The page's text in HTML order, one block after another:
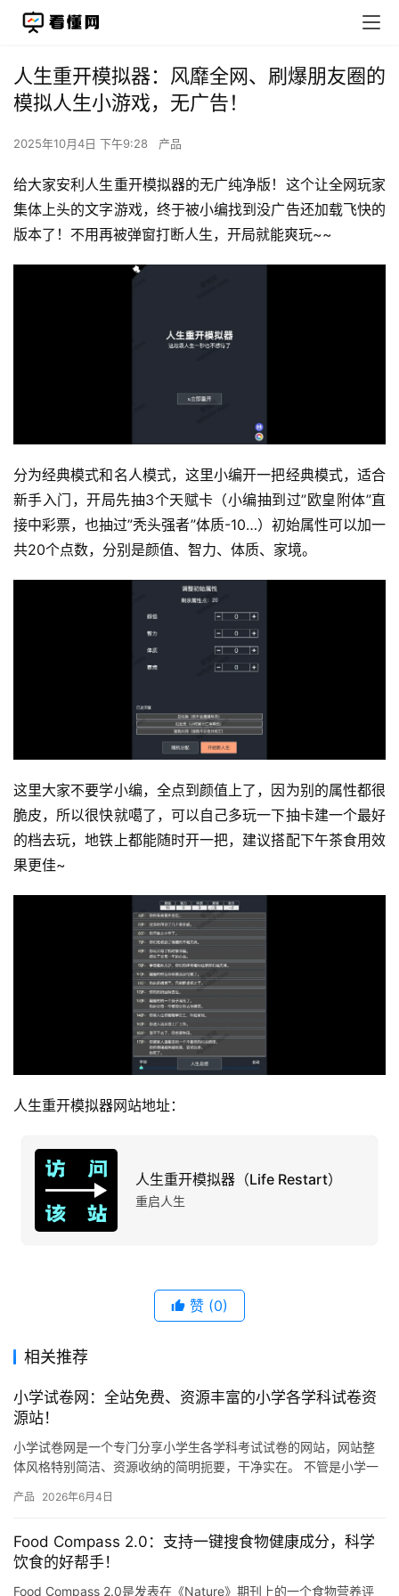
运
营
产
人生重开模拟器：风靡全网、刷爆朋友圈的
模拟人生小游戏，无广告！
2025年10月4日 下午9:28 产品
给大家安利人生重开模拟器的无广纯净版！这个让全网玩家
集体上头的文字游戏，终于被小编找到没广告还加载飞快的
版本了！不用再被弹窗打断人生，开局就能爽玩~~
分为经典模式和名人模式，这里小编开一把经典模式，适合
新手入门，开局先抽3个天赋卡（小编抽到过”欧皇附体”直
接中彩票，也抽过”秃头强者”体质-10…）初始属性可以加一
共20个点数，分别是颜值、智力、体质、家境。
这里大家不要学小编，全点到颜值上了，因为别的属性都很
脆皮，所以很快就噶了，可以自己多玩一下抽卡建一个最好
的档去玩，地铁上都能随时开一把，建议搭配下午茶食用效
果更佳~
人生重开模拟器网站地址：
人生重开模拟器（Life Restart）
重启人生
赞 (0)
相关推荐
小学试卷网：全站免费、资源丰富的小学各学科试卷资
源站！
小学试卷网是一个专门分享小学生各学科考试试卷的网站，网站整
体风格特别简洁、资源收纳的简明扼要，干净实在。 不管是小学一
都有…
产品 2026年6月4日
Food Compass 2.0：支持一键搜食物健康成分，科学
饮食的好帮手！
Food Compass 2.0是发表在《Nature》期刊上的一个食物营养评